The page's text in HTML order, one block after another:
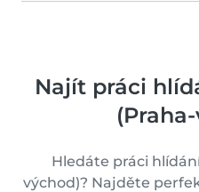
Najít práci
Hledáte práci
východ)? Najděte